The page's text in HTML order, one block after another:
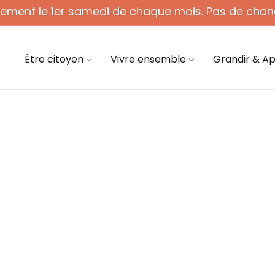
le 1er samedi de chaque mois. Pas de
(1er sam. du mois)
Être citoyen Vivre ensemble Grandir &